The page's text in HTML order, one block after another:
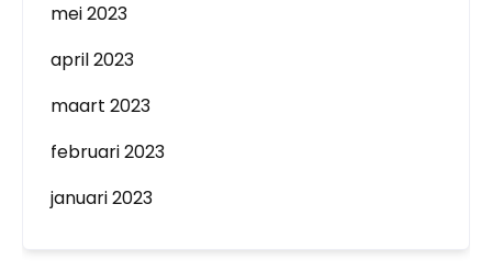
mei 2023
april 2023
maart 2023
februari 2023
januari 2023